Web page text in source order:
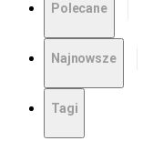
Polecane
Najnowsze
Tagi